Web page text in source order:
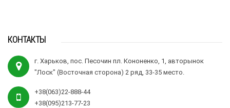
КОНТАКТЫ
г. Харьков, пос. Песочин пл. Кононенко, 1, авторынок
"Лоск" (Восточная сторона) 2 ряд, 33-35 место.
+38(063)22-888-44
+38(095)213-77-23